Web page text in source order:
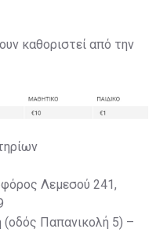
καθοριστεί από την
Λεμεσού 241,
(οδός Παπανικολή 5) –